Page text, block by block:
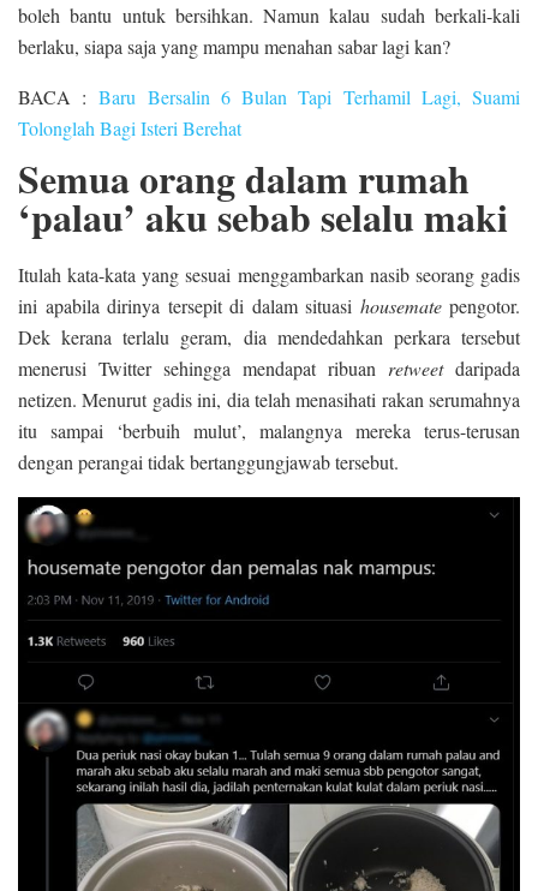
boleh bantu untuk bersihkan. Namun kalau sudah berkali-kali
berlaku, siapa saja yang mampu menahan sabar lagi kan?
BACA :Baru Bersalin 6 Bulan Tapi Terhamil Lagi, Suami
Tolonglah Bagi Isteri Berehat
Semua orang dalam rumah
‘palau’ aku sebab selalu maki
Itulah kata-kata yang sesuai menggambarkan nasib seorang gadis
ini apabila dirinya tersepit di dalam situasi housematepengotor.
Dek kerana terlalu geram, dia mendedahkan perkara tersebut
menerusi Twitter sehingga mendapat ribuan retweetdaripada
netizen. Menurut gadis ini, dia telah menasihati rakan serumahnya
itu sampai ‘berbuih mulut’, malangnya mereka terus-terusan
dengan perangai tidak bertanggungjawab tersebut.